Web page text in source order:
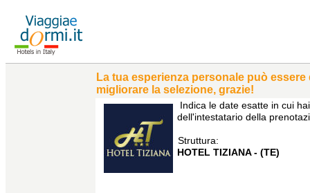
La tua esperienza personale può
migliorare la selezione, grazie!
Indica le date esatte in cui
dell'intestatario della
Struttura:
HOTEL TIZIANA - (TE)